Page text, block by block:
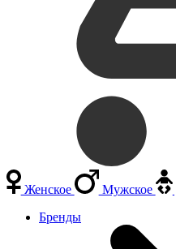
Женское Мужское
Бренды